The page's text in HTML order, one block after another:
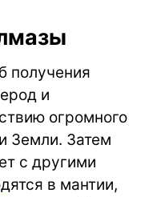
получения
и
огромного
Земли. Затем
с другими
в мантии,